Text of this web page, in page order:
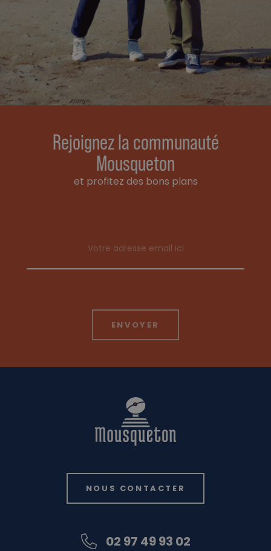
Rejoignez la communauté
Mousqueton
et profitez des bons plans
NOUS CONTACTER
02 97 49 93 02